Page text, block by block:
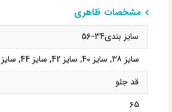
مشخصات ظاهری
سایز بندی34-56
سایز 38
, سایز 40 , سایز 42 , سایز 44 , سایز 46
قد جلو
65